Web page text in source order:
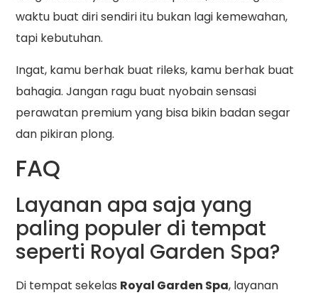
waktu buat diri sendiri itu bukan lagi kemewahan,
tapi kebutuhan.
Ingat, kamu berhak buat rileks, kamu berhak buat
bahagia. Jangan ragu buat nyobain sensasi
perawatan premium yang bisa bikin badan segar
dan pikiran plong.
FAQ
Layanan apa saja yang
paling populer di tempat
seperti Royal Garden Spa?
Di tempat sekelas Royal Garden Spa, layanan